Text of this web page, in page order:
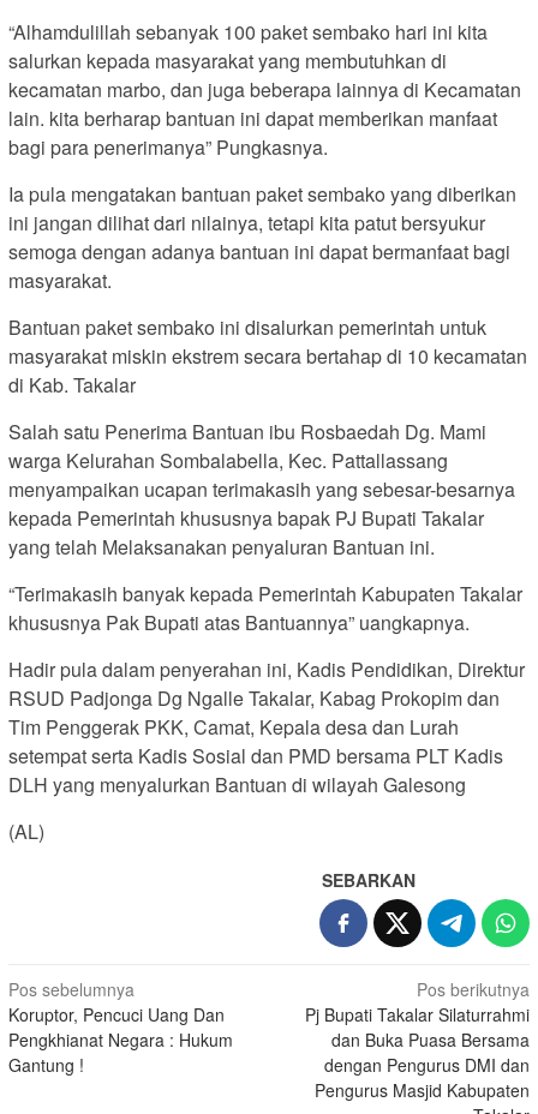
“Alhamdulillah sebanyak 100 paket sembako hari ini kita
salurkan kepada masyarakat yang membutuhkan di
kecamatan marbo, dan juga beberapa lainnya di Kecamatan
lain. kita berharap bantuan ini dapat memberikan manfaat
bagi para penerimanya” Pungkasnya.
Ia pula mengatakan bantuan paket sembako yang diberikan
ini jangan dilihat dari nilainya, tetapi kita patut bersyukur
semoga dengan adanya bantuan ini dapat bermanfaat bagi
masyarakat.
Bantuan paket sembako ini disalurkan pemerintah untuk
masyarakat miskin ekstrem secara bertahap di 10 kecamatan
di Kab. Takalar
Salah satu Penerima Bantuan ibu Rosbaedah Dg. Mami
warga Kelurahan Sombalabella, Kec. Pattallassang
menyampaikan ucapan terimakasih yang sebesar-besarnya
kepada Pemerintah khususnya bapak PJ Bupati Takalar
yang telah Melaksanakan penyaluran Bantuan ini.
“Terimakasih banyak kepada Pemerintah Kabupaten Takalar
khususnya Pak Bupati atas Bantuannya” uangkapnya.
Hadir pula dalam penyerahan ini, Kadis Pendidikan, Direktur
RSUD Padjonga Dg Ngalle Takalar, Kabag Prokopim dan
Tim Penggerak PKK, Camat, Kepala desa dan Lurah
setempat serta Kadis Sosial dan PMD bersama PLT Kadis
DLH yang menyalurkan Bantuan di wilayah Galesong
(AL)
SEBARKAN
Navigasi
pos
Pos sebelumnya
Koruptor, Pencuci Uang Dan
Pengkhianat Negara : Hukum
Gantung !
Pos berikutnya
Pj Bupati Takalar Silaturrahmi
dan Buka Puasa Bersama
dengan Pengurus DMI dan
Pengurus Masjid Kabupaten